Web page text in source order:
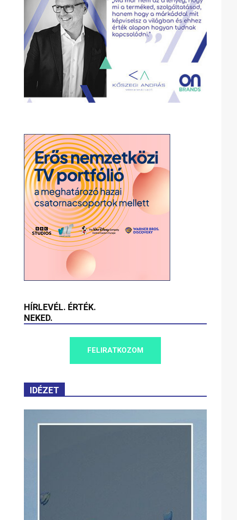
HÍRLEVÉL. ÉRTÉK.
NEKED.
FELIRATKOZOM
IDÉZET